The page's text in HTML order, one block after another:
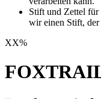
Stift und Zettel
wir einen Stift, der
XX%